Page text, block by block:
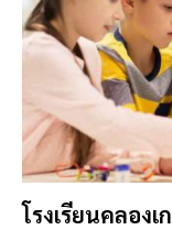
โรงเรียนคลอง